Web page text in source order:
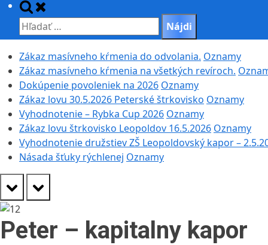
Toggle
search
form
Hľadať:
Zákaz masívneho kŕmenia do odvolania. Oznamy
Zákaz masívneho kŕmenia na všetkých revíroch.
Dokúpenie povoleniek na 2026 Oznamy
Zákaz lovu 30.5.2026 Peterské štrkovisko Oznamy
Vyhodnotenie – Rybka Cup 2026 Oznamy
Zákaz lovu štrkovisko Leopoldov 16.5.2026 Oznamy
Vyhodnotenie družstiev ZŠ Leopoldovský kapor –
Násada šťuky rýchlenej Oznamy
prev next
Peter – kapitalny kapor